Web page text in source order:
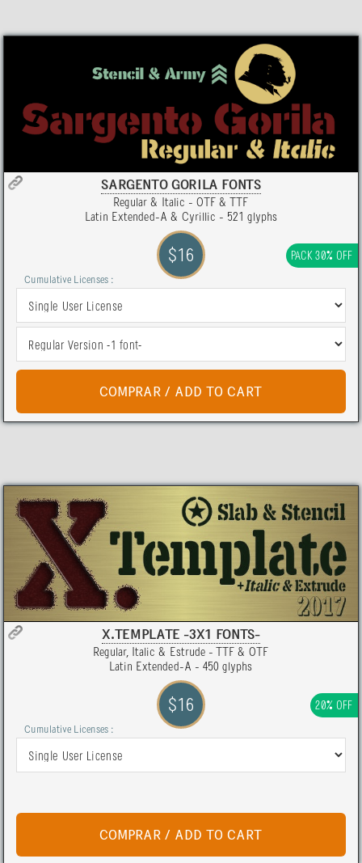
SARGENTO GORILA FONTS
Regular & Italic - OTF & TTF
Latin Extended-A & Cyrillic - 521 glyphs
PACK 30% OFF
$16
Cumulative Licenses :
X.TEMPLATE -3X1 FONTS-
Regular, Italic & Estrude - TTF & OTF
Latin Extended-A - 450 glyphs
20% OFF
$16
Cumulative Licenses :